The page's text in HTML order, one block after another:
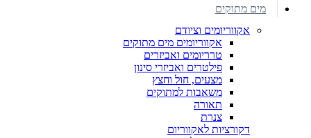
מים מתוקים
אקווריומים וציודם
אקווריומים מים מתוקים
טרריומים ואביזרים
פילטרים ואביזרי סינון
מצעים, חול וחצץ
משאבות למתוקים
תאורה
צנרת
דקורציות לאקווריום